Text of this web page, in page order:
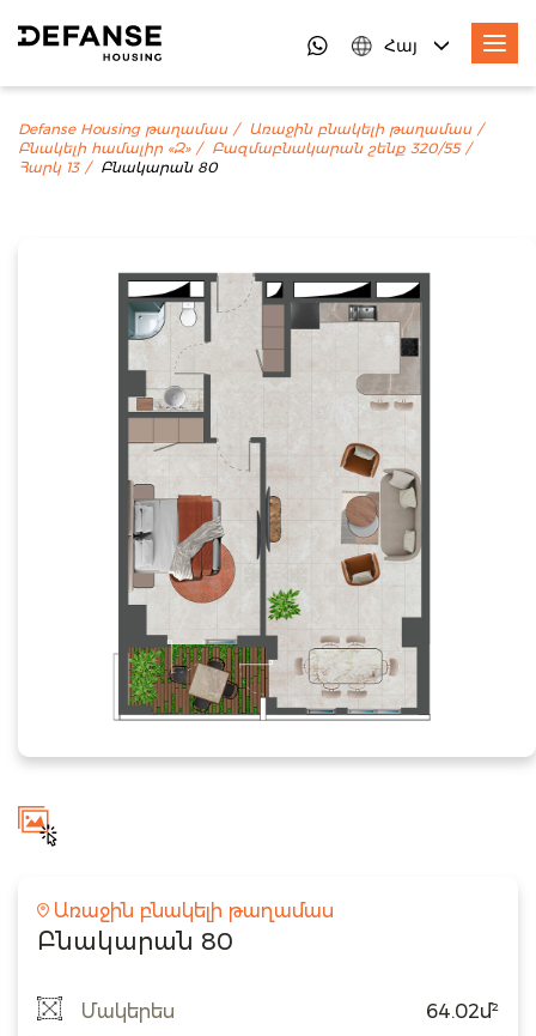
Հայ
Defanse Housing թաղամաս
Առաջին բնակելի թաղամաս
Բնակելի համալիր «Զ»
Բազմաբնակարան շենք 320/55
Հարկ 13
Բնակարան 80
Առաջին բնակելի թաղամաս
Բնակարան 80
Մակերես 64.02մ²